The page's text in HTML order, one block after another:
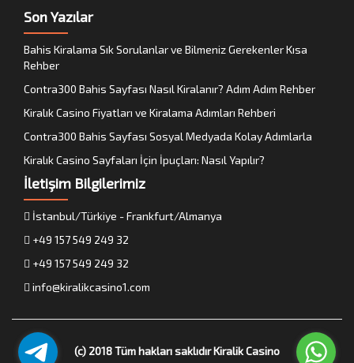
Son Yazılar
Bahis Kiralama Sık Sorulanlar ve Bilmeniz Gerekenler Kısa
Rehber
Contra300 Bahis Sayfası Nasıl Kiralanır? Adım Adım Rehber
Kiralık Casino Fiyatları ve Kiralama Adımları Rehberi
Contra300 Bahis Sayfası Sosyal Medyada Kolay Adımlarla
Kiralık Casino Sayfaları İçin İpuçları: Nasıl Yapılır?
İletişim Bilgilerimiz
İstanbul/Türkiye - Frankfurt/Almanya
+49 157 549 249 32
+49 157 549 249 32
info@kiralikcasino1.com
(c) 2018 Tüm hakları saklıdırKiralik Casino